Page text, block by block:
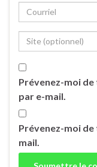
Prévenez-moi
par e-mail.
Prévenez-moi
mail.